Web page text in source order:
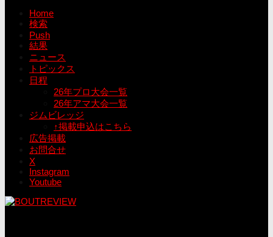
Home
検索
Push
結果
ニュース
トピックス
日程
26年プロ大会一覧
26年アマ大会一覧
ジムビレッジ
↑掲載申込はこちら
広告掲載
お問合せ
X
Instagram
Youtube